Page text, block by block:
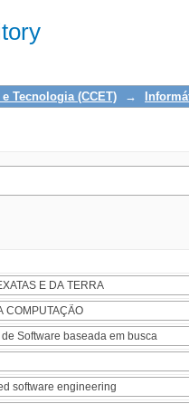
Tecnologia (CCET) →